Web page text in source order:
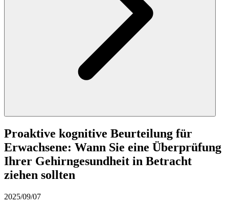
Proaktive kognitive Beurteilung für
Erwachsene: Wann Sie eine Überprüfung
Ihrer Gehirngesundheit in Betracht
ziehen sollten
2025/09/07